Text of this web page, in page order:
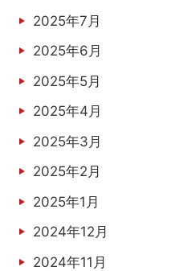
2025年7月
2025年6月
2025年5月
2025年4月
2025年3月
2025年2月
2025年1月
2024年12月
2024年11月